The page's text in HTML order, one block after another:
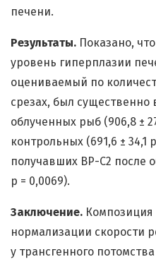
печени.
Результаты. Показано,
уровень гиперплазии
оцениваемый по
срезах, был существенно
облученных рыб (906,8 ±
контрольных (691,6 ± 34,1
получавших BP-C2 после
p = 0,0069).
Заключение. Композиция
нормализации скорости
у трансгенного